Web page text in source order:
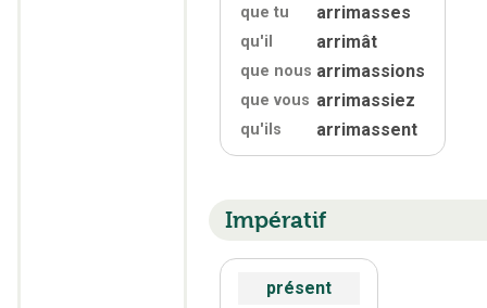
que tu arrimasses
qu'il arrimât
que nous arrimassions
que vous arrimassiez
qu'ils arrimassent
Impératif
présent